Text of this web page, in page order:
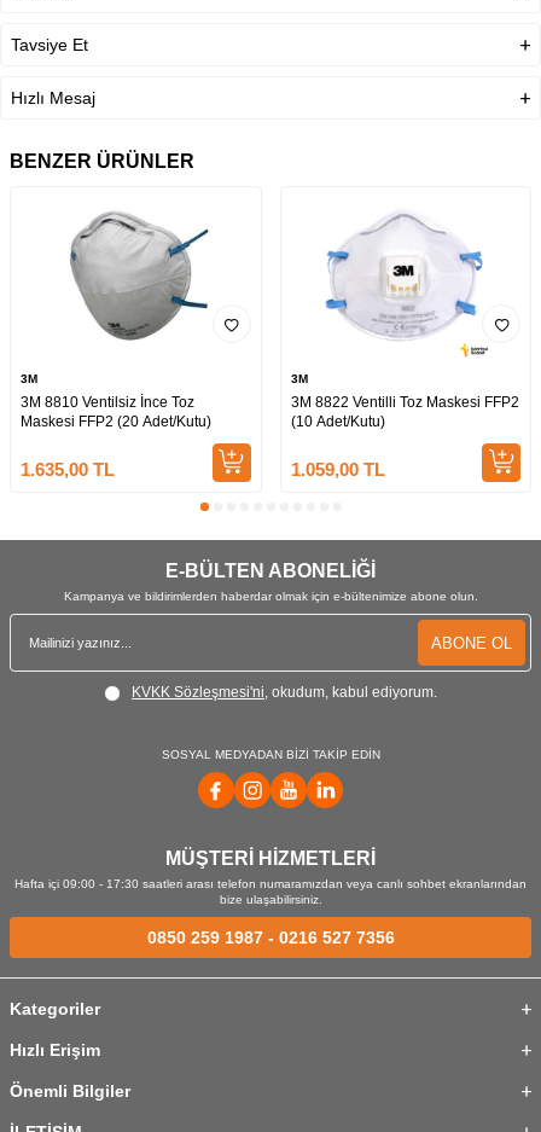
Tavsiye Et
Hızlı Mesaj
BENZER ÜRÜNLER
3M
3M 8810 Ventilsiz İnce Toz
Maskesi FFP2 (20 Adet/Kutu)
1.635,00 TL
3M
3M 8822 Ventilli Toz Maskesi FFP2
(10 Adet/Kutu)
1.059,00TL
E-BÜLTEN ABONELİĞİ
Kampanya ve bildirimlerden haberdar olmak için e-bültenimize abone olun.
ABONE OL
KVKK Sözleşmesi'ni, okudum, kabul ediyorum.
SOSYAL MEDYADAN BİZİ TAKİP EDİN
MÜŞTERİ HİZMETLERİ
Hafta içi 09:00 - 17:30 saatleri arası telefon numaramızdan veya canlı sohbet ekranlarından
bize ulaşabilirsiniz.
0850 259 1987- 0216 527 7356
Kategoriler
Hızlı Erişim
Önemli Bilgiler